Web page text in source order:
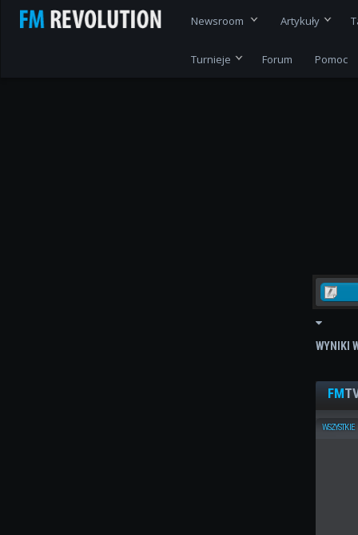
Newsroom Artykuły
Turnieje Forum Pomoc
WYNIKI
FM
WSZYSTKIE